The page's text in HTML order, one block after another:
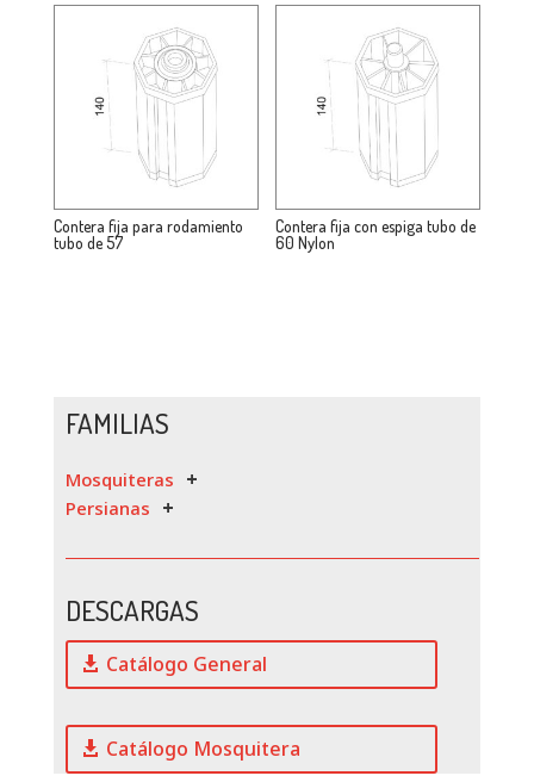
Contera fija para rodamiento
tubo de 57
Contera fija con espiga tubo de
60 Nylon
FAMILIAS
Mosquiteras
Persianas
DESCARGAS
Catálogo General
Catálogo Mosquitera